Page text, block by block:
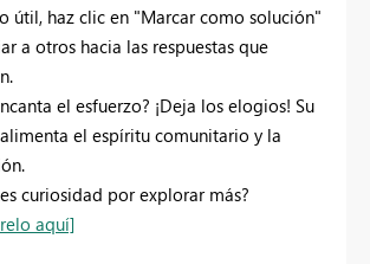
útil, haz clic en "Marcar como solución"
a otros hacia las respuestas que
el esfuerzo? ¡Deja los elogios! Su
el espíritu comunitario y la
curiosidad por explorar más?
aquí]